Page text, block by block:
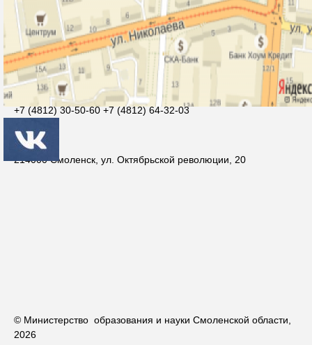
Контакты
Агеева Ольга Михайловна
smolcrtdu@mail.ru
+7 (4812) 30-50-60 +7 (4812) 64-32-03
214000 Смоленск, ул. Октябрьской революции, 20
© Министерство образования и науки Смоленской области,
2026